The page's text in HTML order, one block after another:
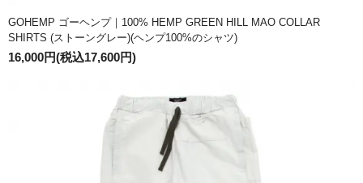
GOHEMP ゴーヘンプ｜100% HEMP GREEN HILL MAO COLLAR
SHIRTS (ストーングレー)(ヘンプ100%のシャツ)
16,000円(税込17,600円)